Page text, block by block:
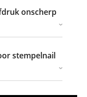
onscherp
stempelnail